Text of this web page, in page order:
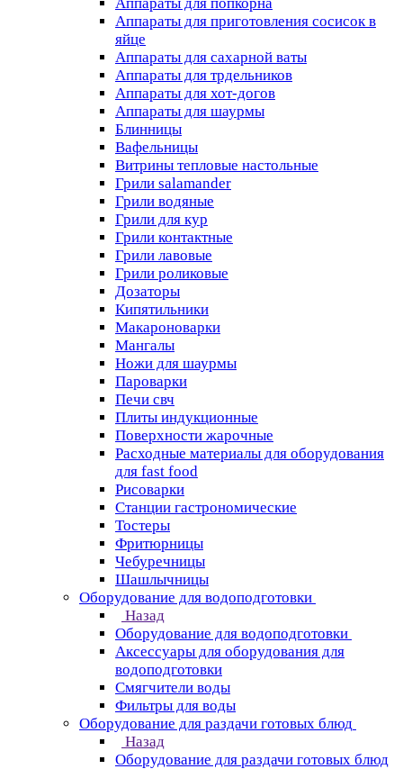
Аппараты для приготовления сосисок в
яйце
Аппараты для сахарной ваты
Аппараты для трдельников
Аппараты для хот-догов
Аппараты для шаурмы
Блинницы
Вафельницы
Витрины тепловые настольные
Грили salamander
Грили водяные
Грили для кур
Грили контактные
Грили лавовые
Грили роликовые
Дозаторы
Кипятильники
Макароноварки
Мангалы
Ножи для шаурмы
Пароварки
Печи свч
Плиты индукционные
Поверхности жарочные
Расходные материалы для оборудования
для fast food
Рисоварки
Станции гастрономические
Тостеры
Фритюрницы
Чебуречницы
Шашлычницы
Оборудование для водоподготовки
Назад
Оборудование для водоподготовки
Аксессуары для оборудования для
водоподготовки
Смягчители воды
Фильтры для воды
Оборудование для раздачи готовых блюд
Назад
Оборудование для раздачи готовых блюд